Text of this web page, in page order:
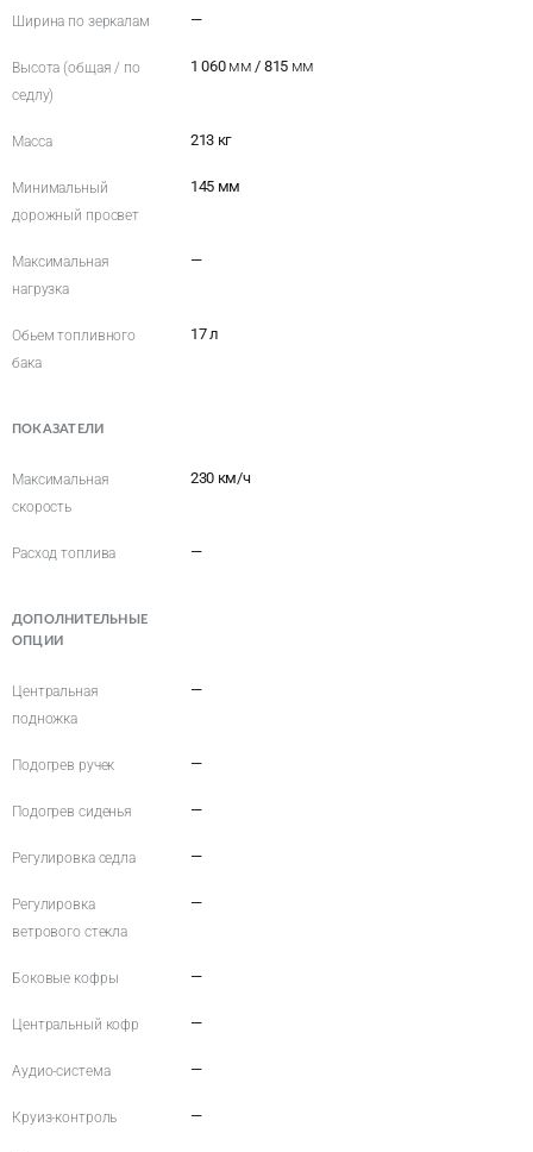
Ширина по зеркалам —
Высота (общая / по
седлу)
1 060 мм / 815 мм
Масса 213 кг
Минимальный
дорожный просвет
145 мм
Максимальная
нагрузка
—
Обьем топливного
бака
17 л
ПОКАЗАТЕЛИ
Максимальная
скорость
230 км/ч
Расход топлива —
ДОПОЛНИТЕЛЬНЫЕ
ОПЦИИ
Центральная
подножка
—
Подогрев ручек —
Подогрев сиденья —
Регулировка седла —
Регулировка
ветрового стекла
—
Боковые кофры —
Центральный кофр —
Аудио-система —
Круиз-контроль —